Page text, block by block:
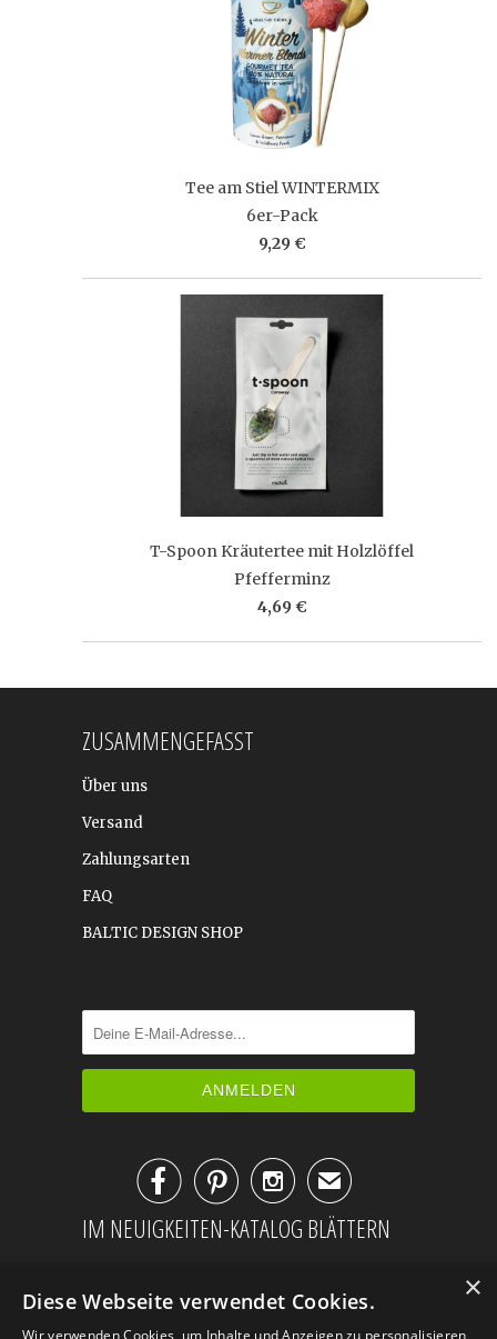
Tee am Stiel WINTERMIX
6er-Pack
9,29 €
T-Spoon Kräutertee mit Holzlöffel
Pfefferminz
4,69 €
ZUSAMMENGEFASST
Über uns
Versand
Zahlungsarten
FAQ
BALTIC DESIGN SHOP
✉
IM NEUIGKEITEN-KATALOG BLÄTTERN
×
Diese Webseite verwendet Cookies.
Wir verwenden Cookies, um Inhalte und Anzeigen zu personalisieren